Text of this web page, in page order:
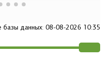
базы данных: 08-08-2026 10:35